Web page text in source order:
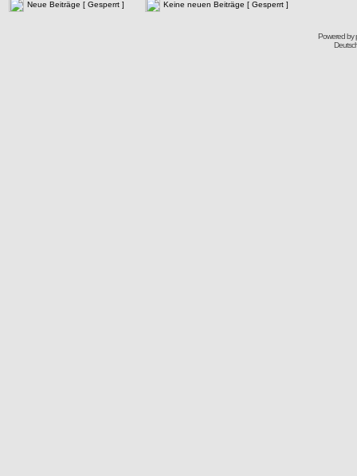
Neue Beiträge [ Gesperrt ]
Keine neuen Beiträge [ Gesperrt ]
Powered by